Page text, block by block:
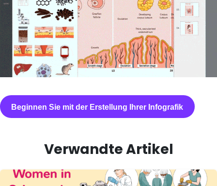
Beginnen Sie mit der Erstellung Ihrer Infografik
Verwandte Artikel